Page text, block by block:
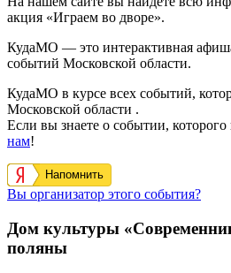
акция «Играем во дворе».
КудаМО — это интерактивная
событий Московской области.
КудаМО в курсе всех событий,
Московской области .
Если вы знаете о событии, которого
нам!
Напомнить
Вы организатор этого события?
Дом культуры
поляны